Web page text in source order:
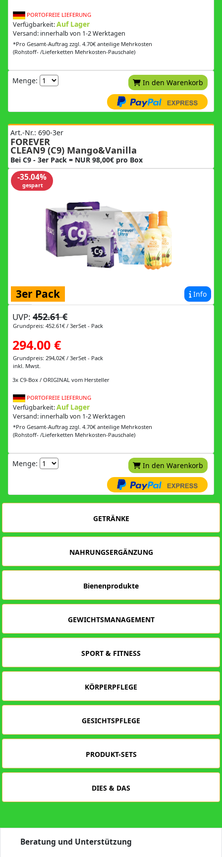
PORTOFREIE LIEFERUNG
Verfügbarkeit:Auf Lager
Versand: innerhalb von 1-2 Werktagen
*Pro Gesamt-Auftrag zzgl. 4.70€ anteilige Mehrkosten
(Rohstoff- /Lieferketten Mehrkosten-Pauschale)
Menge: In den Warenkorb
Art.-Nr.: 690-3er
FOREVER
CLEAN9 (C9) Mango&Vanilla
Bei C9 - 3er Pack = NUR 98,00€ pro Box
-35.04%
gespart
Info
3er Pack
UVP: 452.61 €
Grundpreis: 452.61€ / 3erSet - Pack
294.00 €
Grundpreis: 294,02€ / 3erSet - Pack
inkl. Mwst.
3x C9-Box / ORIGINAL vom Hersteller
PORTOFREIE LIEFERUNG
Verfügbarkeit:Auf Lager
Versand: innerhalb von 1-2 Werktagen
*Pro Gesamt-Auftrag zzgl. 4.70€ anteilige Mehrkosten
(Rohstoff- /Lieferketten Mehrkosten-Pauschale)
Menge: In den Warenkorb
GETRÄNKE
NAHRUNGSERGÄNZUNG
Bienenprodukte
GEWICHTSMANAGEMENT
SPORT & FITNESS
KÖRPERPFLEGE
GESICHTSPFLEGE
PRODUKT-SETS
DIES & DAS
Beratung und Unterstützung